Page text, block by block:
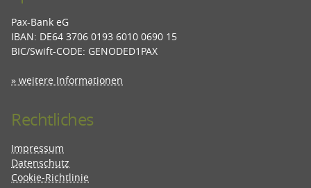
Pax-Bank eG
IBAN: DE64 3706 0193 6010 0690 15
BIC/Swift-CODE: GENODED1PAX
» weitere Informationen
Rechtliches
Impressum
Datenschutz
Cookie-Richtlinie